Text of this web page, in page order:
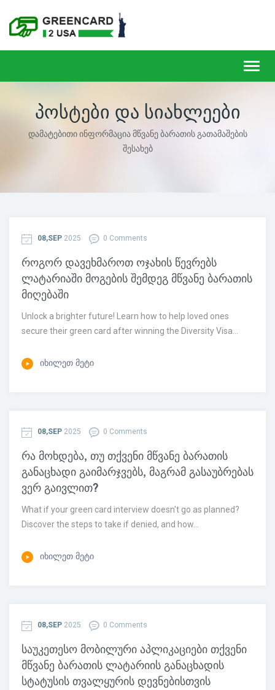
ᲞᲝᲡᲢᲔᲑᲘ ᲓᲐ ᲡᲘᲐᲮᲚᲔᲔᲑᲘ
დამატებითი ინფორმაცია მწვანე ბარათის გათამაშების
შესახებ
08,SEP 2025 0 Comments
როგორ დავეხმაროთ ოჯახის წევრებს
ლატარიაში მოგების შემდეგ მწვანე ბარათის
მიღებაში
Unlock a brighter future! Learn how to help loved ones
secure their green card after winning the Diversity Visa...
ᲘᲮᲘᲚᲔᲗ ᲛᲔᲢᲘ
08,SEP 2025 0 Comments
რა მოხდება, თუ თქვენი მწვანე ბარათის
განაცხადი გაიმარჯვებს, მაგრამ გასაუბრებას
ვერ გაივლით?
What if your green card interview doesn't go as planned?
Discover the steps to take if denied, and how...
ᲘᲮᲘᲚᲔᲗ ᲛᲔᲢᲘ
08,SEP 2025 0 Comments
საუკეთესო მობილური აპლიკაციები თქვენი
მწვანე ბარათის ლატარიის განაცხადის
სტატუსის თვალყურის დევნებისთვის